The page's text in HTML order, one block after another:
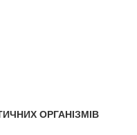
ОРГАНІЗМІВ